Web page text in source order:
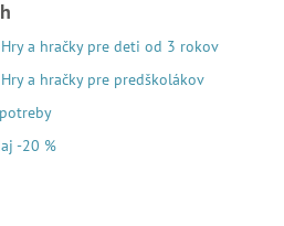
Hry a hračky pre deti od 3 rokov
Hry a hračky pre predškolákov
-20 %